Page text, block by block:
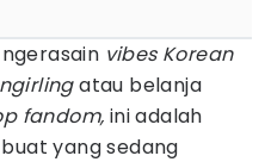
vibes Korean
atau belanja
fandom, ini adalah
yang sedang